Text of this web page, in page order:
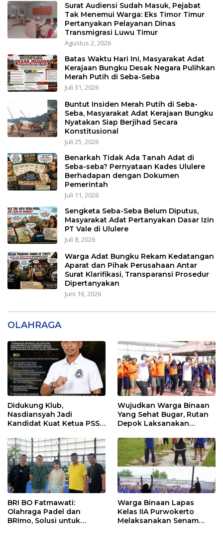
Surat Audiensi Sudah Masuk, Pejabat
Tak Menemui Warga: Eks Timor Timur
Pertanyakan Pelayanan Dinas
Transmigrasi Luwu Timur
Agustus 2, 2026
Batas Waktu Hari Ini, Masyarakat Adat
Kerajaan Bungku Desak Negara Pulihkan
Merah Putih di Seba-Seba
Juli 31, 2026
Buntut Insiden Merah Putih di Seba-
Seba, Masyarakat Adat Kerajaan Bungku
Nyatakan Siap Berjihad Secara
Konstitusional
Juli 25, 2026
Benarkah Tidak Ada Tanah Adat di
Seba-seba? Pernyataan Kades Ululere
Berhadapan dengan Dokumen
Pemerintah
Juli 11, 2026
Sengketa Seba-Seba Belum Diputus,
Masyarakat Adat Pertanyakan Dasar Izin
PT Vale di Ululere
Juli 8, 2026
Warga Adat Bungku Rekam Kedatangan
Aparat dan Pihak Perusahaan Antar
Surat Klarifikasi, Transparansi Prosedur
Dipertanyakan
Juni 16, 2026
OLAHRAGA
Didukung Klub,
Nasdiansyah Jadi
Kandidat Kuat Ketua PSSI
Wujudkan Warga Binaan
Yang Sehat Bugar, Rutan
Depok Laksanakan
BRI BO Fatmawati:
Olahraga Padel dan
BRImo, Solusi untuk
Warga Binaan Lapas
Kelas IIA Purwokerto
Melaksanakan Senam